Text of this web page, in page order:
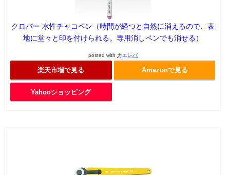
クロバー 水性チャコペン（時間が経つと自然に消えるので、表
地に堂々と印を付けられる。専用消しペンでも消せる）
posted with カエレバ
楽天市場で見る Amazonで見る
Yahooショッピング